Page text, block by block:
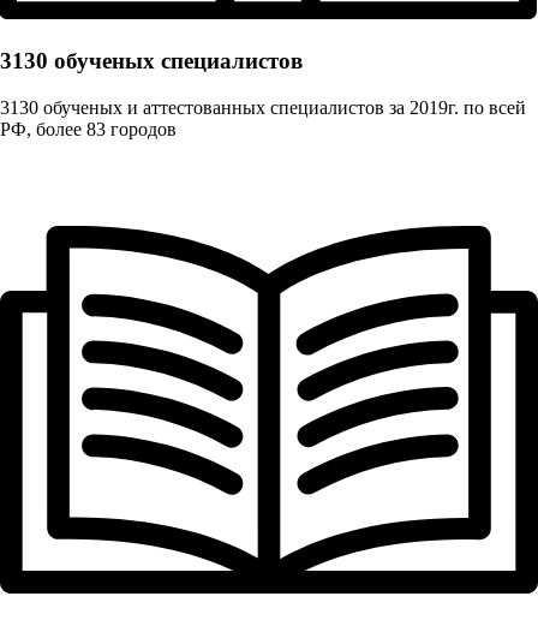
3130 обученых cпециалистов
3130 обученых и аттестованных специалистов за 2019г. по всей
РФ, более 83 городов